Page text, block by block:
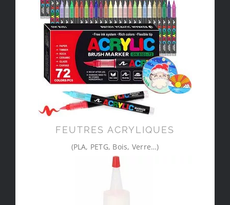
FEUTRES ACRYLIQUES
(PLA, PETG, Bois, Verre…)